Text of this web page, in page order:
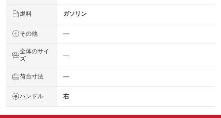
燃料 ガソリン
その他 ―
全体のサイ
ズ
―
荷台寸法 ―
ハンドル 右